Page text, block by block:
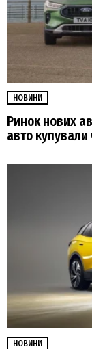
НОВИНИ
Ринок нових
авто купували
НОВИНИ